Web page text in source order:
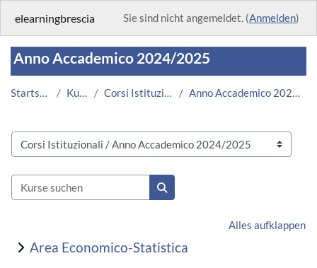
elearningbrescia Sie sind nicht angemeldet. (Anmelden)
Anno Accademico 2024/2025
Startseite Kurse Corsi Istituzionali Anno Accademico 2024/2025
Kursbereiche
Kurse suchen
Kurse suchen
Alles aufklappen
Area Economico-Statistica